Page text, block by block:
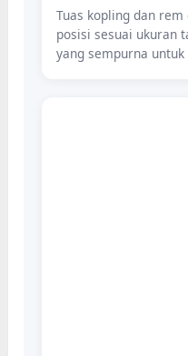
Tuas kopling dan
posisi sesuai ukuran
yang sempurna